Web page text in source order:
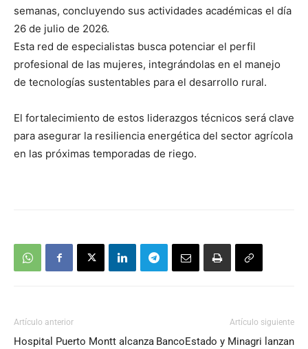
semanas, concluyendo sus actividades académicas el día
26 de julio de 2026.
Esta red de especialistas busca potenciar el perfil
profesional de las mujeres, integrándolas en el manejo
de tecnologías sustentables para el desarrollo rural.
El fortalecimiento de estos liderazgos técnicos será clave
para asegurar la resiliencia energética del sector agrícola
en las próximas temporadas de riego.
Artículo anterior
Hospital Puerto Montt alcanza
Artículo siguiente
BancoEstado y Minagri lanzan